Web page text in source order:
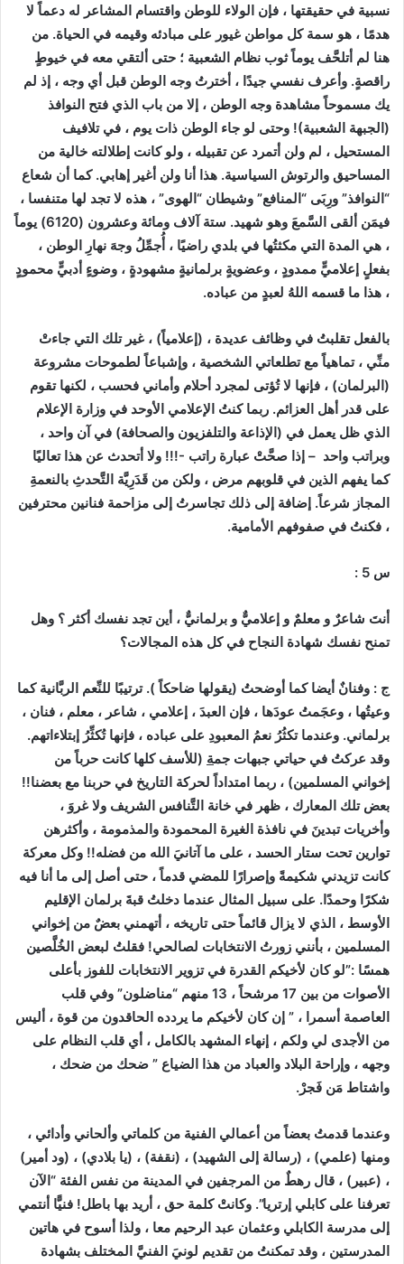
نسبية في حقيقتها ، فإن الولاء للوطن واقتسام المشاعر له دعماً لا
هدمًا ، هو سمة كل مواطن غيور على مبادئه وقيمه في الحياة. من
هنا لم أتلحَّف يوماً ثوب نظام الشعبية ؛ حتى ألتقي معه في خيوطٍ
راقصةٍ. وأعرف نفسي جيدًا ، أخترتُ وجه الوطن قبل أي وجه ، إذ لم
يك مسموحاً مشاهدة وجه الوطن ، إلا من باب الذي فتح النوافذ
(الجبهة الشعبية)! وحتى لو جاء الوطن ذات يوم ، في تلافيف
المستحيل ، لم ولن أتمرد عن تقبيله ، ولو كانت إطلالته خالية من
المساحيق والرتوش السياسية. هذا أنا ولن أغير إهابي. كما أن شعاع
“النوافذ” ورِبَى “المنافع” وشيطان “الهوى” ، هذه لا تجد لها متنفسا ،
فيمَن ألقى السَّمعَ وهو شهيد. ستة آلاف ومائة وعشرون (6120) يوماً
، هي المدة التي مكثتُها في بلدي راضيًا ، أُجمِّلُ وجهَ نهارِ الوطن ،
بفعلٍ إعلاميٍّ ممدودٍ ، وعضويةٍ برلمانيةٍ مشهودةٍ ، وضوءٍ أدبيٍّ محمودٍ
، هذا ما قسمه اللهُ لعبدٍ من عباده.
بالفعل تقلبتُ في وظائف عديدة ، (إعلامياً) ، غير تلك التي جاءتْ
منِّي ، تماهياً مع تطلعاتي الشخصية ، وإشباعاً لطموحات مشروعة
(البرلمان) ، فإنها لا تُؤتى لمجرد أحلام وأماني فحسب ، لكنها تقوم
على قدر أهل العزائم. ربما كنتُ الإعلامي الأوحد في وزارة الإعلام
الذي ظل يعمل في (الإذاعة والتلفزيون والصحافة) في آن واحد ،
وبراتب واحد – إذا صحَّتْ عبارة راتب -!!! ولا أتحدث عن هذا تعاليًا
كما يفهم الذين في قلوبهم مرض ، ولكن من قَدَرِيَّة التَّحدثِ بالنعمةِ
المجاز شرعاً. إضافة إلى ذلك تجاسرتُ إلى مزاحمة فنانين محترفين
، فكنتُ في صفوفهم الأمامية.
س 5 :
أنتَ شاعرٌ و معلمٌ و إعلاميٌّ و برلمانيٌّ ، أين تجد نفسك أكثر ؟ وهل
تمنح نفسك شهادة النجاح في كل هذه المجالات؟
ج : وفنانٌ أيضا كما أوضحتُ (يقولها ضاحكاً ). ترتيبًا للنِّعم الربَّانية كما
وعيتُها ، وعجَمتُ عودَها ، فإن العبدَ ، إعلامي ، شاعر ، معلم ، فنان ،
برلماني. وعندما تكثُرُ نعمُ المعبودِ على عباده ، فإنها تُكثِّرُ إبتلاءاتهم.
وقد عركتُ في حياتي جبهات جمة (للأسف كلها كانت حرباً من
إخواني المسلمين) ، ربما امتداداً لحركة التاريخ في حربنا مع بعضنا!!
بعض تلك المعارك ، ظهر في خانة التَّنافس الشريف ولا غروَ ،
وأخريات تبدينَ في نافذة الغيرة المحمودة والمذمومة ، وأكثرهن
توارين تحت ستار الحسد ، على ما آتانيَ الله من فضله!! وكل معركة
كانت تزيدني شكيمةً وإصرارًا للمضي قدماً ، حتى أصل إلى ما أنا فيه
شكرًا وحمدًا. على سبيل المثال عندما دخلتُ قبةَ برلمان الإقليم
الأوسط ، الذي لا يزال قائماً حتى تاريخه ، أتهمني بعضٌ من إخواني
المسلمين ، بأنني زورتُ الانتخابات لصالحي! فقلتُ لبعض الخُلَّصين
همسًا :”لو كان لأخيكم القدرة في تزوير الانتخابات للفوز بأعلى
الأصوات من بين 17 مرشحاً ، 13 منهم “مناضلون” وفي قلب
العاصمة أسمرا ، ” إن كان لأخيكم ما يردده الحاقدون من قوة ، أليس
من الأجدى لي ولكم ، إنهاء المشهد بالكامل ، أي قلب النظام على
وجهه ، وإراحة البلاد والعباد من هذا الضياع ” ضحك من ضحك ،
واشتاط مَن فَجرْ.
وعندما قدمتُ بعضاً من أعمالي الفنية من كلماتي وألحاني وأدائي ،
ومنها (علمي) ، (رسالة إلى الشهيد) ، (نقفة) ، (يا بلادي) ، (ود أمير)
، (عبير) ، قال رهطٌ من المرجفين في المدينة من نفس الفئة “الآن
تعرفنا على كابلي إرتريا”. وكانتْ كلمة حق ، أريد بها باطل! فنيًّا أنتمي
إلى مدرسة الكابلي وعثمان عبد الرحيم معا ، ولذا أسوح في هاتين
المدرستين ، وقد تمكنتُ من تقديم لونيَ الفنيَّ المختلف بشهادة